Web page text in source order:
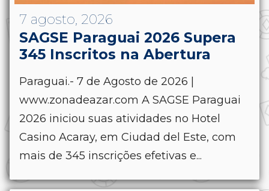
7 agosto, 2026
SAGSE Paraguai 2026 Supera
345 Inscritos na Abertura
Paraguai.- 7 de Agosto de 2026 |
www.zonadeazar.com A SAGSE Paraguai
2026 iniciou suas atividades no Hotel
Casino Acaray, em Ciudad del Este, com
mais de 345 inscrições efetivas e...